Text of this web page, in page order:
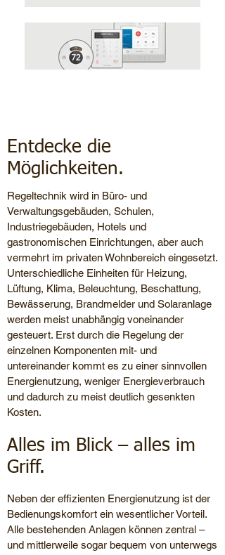
Regeltechnik wird in Büro- und
Verwaltungsgebäuden, Schulen,
Industriegebäuden, Hotels und
gastronomischen Einrichtungen, aber auch
vermehrt im privaten Wohnbereich eingesetzt.
Unterschiedliche Einheiten für Heizung,
Lüftung, Klima, Beleuchtung, Beschattung,
Bewässerung, Brandmelder und Solaranlage
werden meist unabhängig voneinander
gesteuert. Erst durch die Regelung der
einzelnen Komponenten mit- und
untereinander kommt es zu einer sinnvollen
Energienutzung, weniger Energieverbrauch
und dadurch zu meist deutlich gesenkten
Kosten.
Alles im Blick – alles im
Griff.
Neben der effizienten Energienutzung ist der
Bedienungskomfort ein wesentlicher Vorteil.
Alle bestehenden Anlagen können zentral –
und mittlerweile sogar bequem von unterwegs
Entdecke die
Möglichkeiten.